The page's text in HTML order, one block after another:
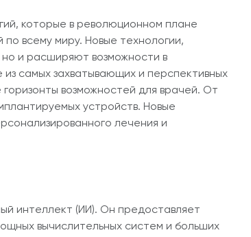
которые в революционном плане
всему миру. Новые технологии,
и расширяют возможности в
самых захватывающих и перспективных
возможностей для врачей. От
устройств. Новые
лечения и
интеллект (ИИ). Он предоставляет
вычислительных систем и больших